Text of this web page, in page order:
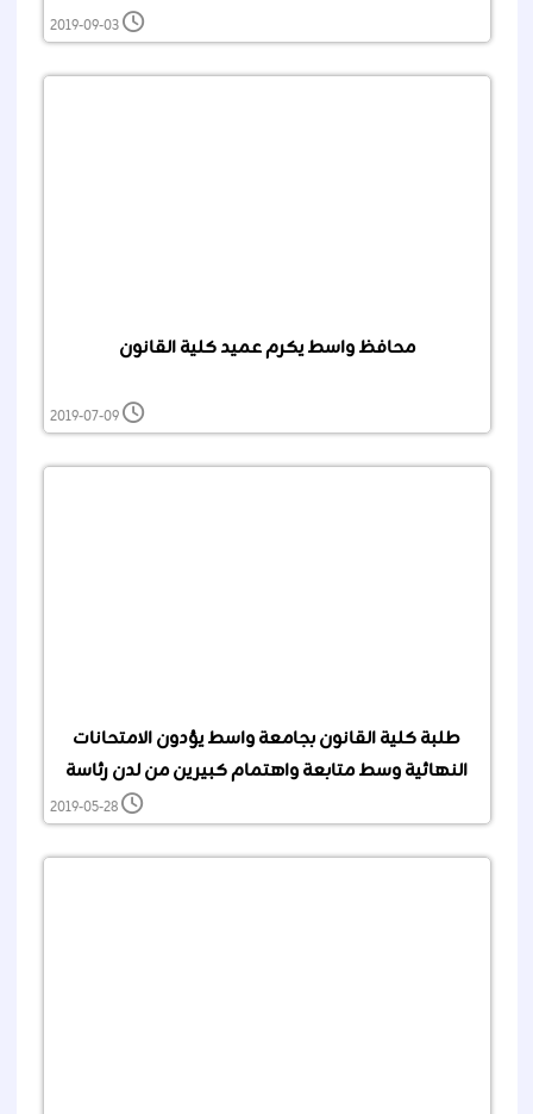
2019-09-03
محافظ واسط يكرم عميد كلية القانون
2019-07-09
طلبة كلية القانون بجامعة واسط يؤدون الامتحانات
النهائية وسط متابعة واهتمام كبيرين من لدن رئاسة
2019-05-28